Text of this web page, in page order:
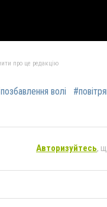
про це редакцію
волі
Авторизуйтесь,